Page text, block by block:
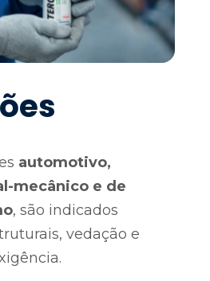
automotivo,
mecânico e de
, são indicados
vedação e